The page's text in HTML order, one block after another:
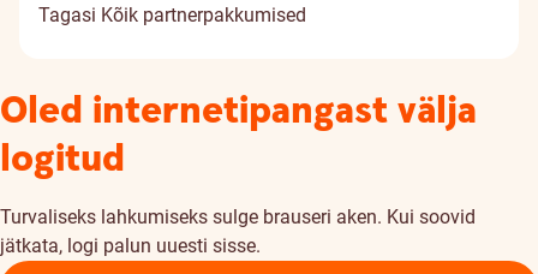
Tagasi Kõik partnerpakkumised
Oled internetipangast välja
logitud
Turvaliseks lahkumiseks sulge brauseri aken. Kui soovid
jätkata, logi palun uuesti sisse.